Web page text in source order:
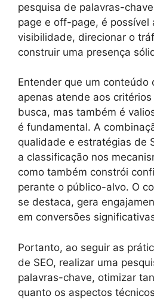
pesquisa de palavras-
page e off-page, é possível
visibilidade, direcionar o
construir uma presença
Entender que um conteúdo
apenas atende aos
busca, mas também é
é fundamental. A
qualidade e estratégias de
a classificação nos
como também constrói
perante o público-alvo. O
se destaca, gera
em conversões
Portanto, ao seguir as
de SEO, realizar uma
palavras-chave, otimizar
quanto os aspectos